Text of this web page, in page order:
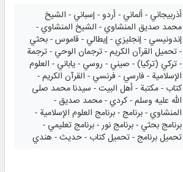
أذربيجاني - ألماني - أردو - إسباني - الشيخ
محمد صديق المنشاوي - الشيخ المنشاوي -
إندونيسي - إنجليزي - إيطالي - قاموس - بحثي
- تحميل القرآن الكريم - ترجمان الوحي - ترجمة
- تركي (تركيا) - صيني - روسي - ياباني - العلوم
الإسلامية - فارسي - فرنسي - القرآن الكريم -
كتاب - مكتبة - أهل البيت - سيدنا محمد صلى
الله عليه وسلم - كردي - محمد صديق -
المنشاوي - برنامج - برنامج العلوم الإسلامية -
برنامج بحثي - برنامج نور - برنامج تعليمي -
تحميل برنامج - تحميل كتاب - حديث - هندي